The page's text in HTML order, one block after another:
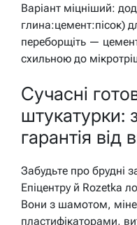
Варіант міцніший:
глина:цемент:пісок)
переборщіть —
схильною до
Сучасні
штукатурки:
гарантія від
Забудьте про брудні
Епіцентру й Rozetka
Вони з шамотом,
пластифікаторами,